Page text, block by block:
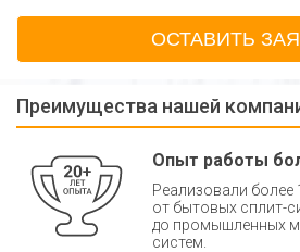
ОСТАВИТЬ
Оставьте заявку на
Преимущества нашей
Опыт работы
Реализовали более
от бытовых сплит-
до промышленных
систем.